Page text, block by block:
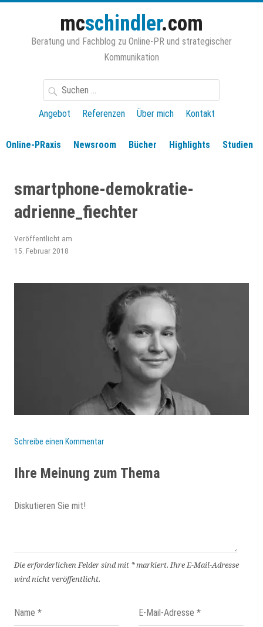
mcschindler.com
Beratung und Fachblog zu Online-PR und strategischer
Kommunikation
Suchen
nach:
Angebot
Referenzen Über mich Kontakt
Online-PRaxis Newsroom Bücher Highlights Studien
smartphone-demokratie-
adrienne_fiechter
Veröffentlicht am
15. Februar 2018
Schreibe einen Kommentar
Ihre Meinung zum Thema
Die erforderlichen Felder sind mit *markiert.Ihre E-Mail-Adresse
wird nicht veröffentlicht.